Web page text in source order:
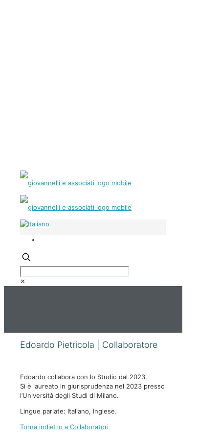
✕
Edoardo Pietricola | Collaboratore
Edoardo collabora con lo Studio dal 2023.
Si è laureato in giurisprudenza nel 2023 presso
l’Università degli Studi di Milano.
Lingue parlate: Italiano, Inglese.
Torna indietro a Collaboratori